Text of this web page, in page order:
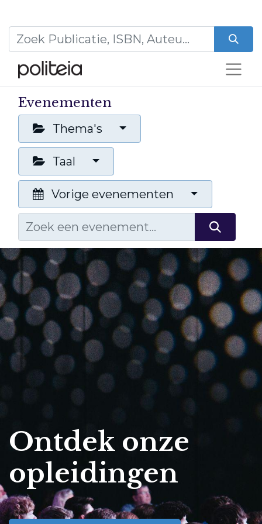
Evenementen
Thema's
Taal
Vorige evenementen
Ontdek onze
opleidingen